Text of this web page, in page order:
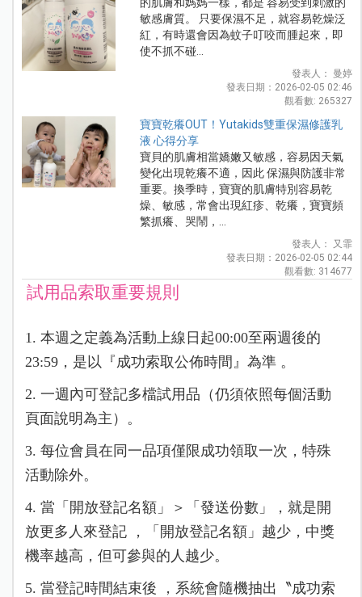
敏感膚質。 只要保濕不足，就容易乾燥泛
紅，有時還會因為蚊子叮咬而腫起來，即
使不抓不碰...
發表人： 曼婷
發表日期：2026-02-05 02:46
觀看數: 265327
寶寶乾癢OUT！Yutakids雙重保濕修護乳
液 心得分享
寶貝的肌膚相當嬌嫩又敏感，容易因天氣
變化出現乾癢不適，因此 保濕與防護非常
重要。換季時，寶寶的肌膚特別容易乾
燥、敏感，常會出現紅疹、乾癢，寶寶頻
繁抓癢、哭鬧，...
發表人： 又霏
發表日期：2026-02-05 02:44
觀看數: 314677
試用品索取重要規則
1. 本週之定義為活動上線日起00:00至兩週後的
23:59，是以『成功索取公佈時間』為準 。
2. 一週內可登記多檔試用品（仍須依照每個活動
頁面說明為主）。
3. 每位會員在同一品項僅限成功領取一次，特殊
活動除外。
4. 當「開放登記名額」＞「發送份數」，就是開
放更多人來登記 ，「開放登記名額」越少，中獎
機率越高，但可參與的人越少。
5. 當登記時間結束後 ，系統會隨機抽出〝成功索